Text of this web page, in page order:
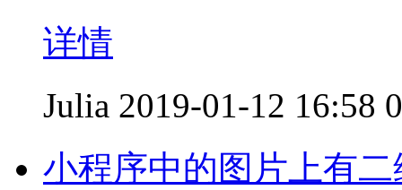
详情
Julia 2019-01-12 16:58
小程序中的图片上有